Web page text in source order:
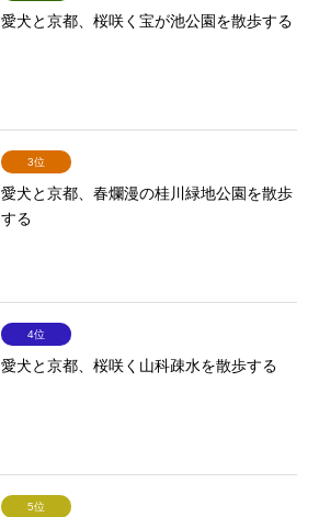
愛犬と京都、桜咲く宝が池公園を散歩する
3位
愛犬と京都、春爛漫の桂川緑地公園を散歩
する
4位
愛犬と京都、桜咲く山科疎水を散歩する
5位